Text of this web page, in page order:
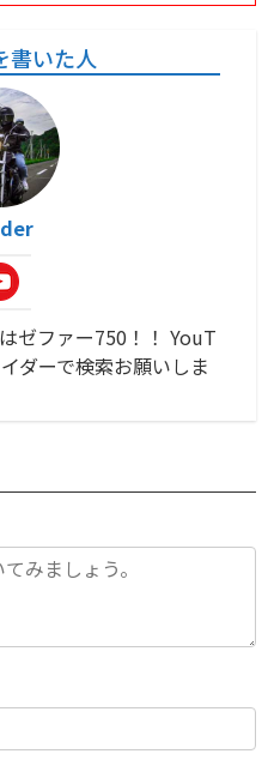
書いた人
ゼファー750！！ YouT
ダーで検索お願いしま